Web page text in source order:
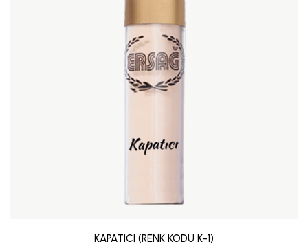
KAPATICI (RENK KODU K-1)